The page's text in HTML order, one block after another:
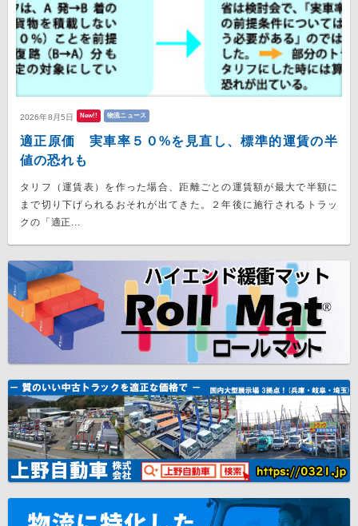
2026年8月5日 New!! 物流ニュース
適正原価 実車率５０%を見直し、標準的運賃の半
値の恐れも
タリフ（運賃表）を作った場合、距離ごとの運賃額が最大で半額に
まで切り下げられるおそれが出てきた。２年後に施行されるトラッ
クの「適正...